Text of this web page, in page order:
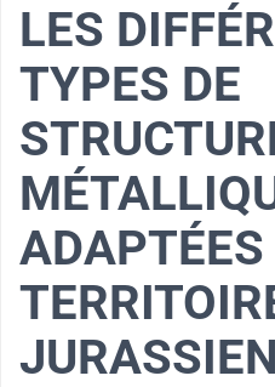
LES
TYPES DE
ADAPTÉES
JURASSIEN